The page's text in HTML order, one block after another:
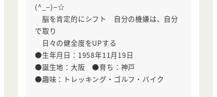
(^_−)−☆
脳を肯定的にシフト 自分の機嫌は、自分
で取り
日々の健全度をUPする
●生年月日：1958年11月19日
●誕生地：大阪 ●育ち：神戸
●趣味：トレッキング・ゴルフ・バイク